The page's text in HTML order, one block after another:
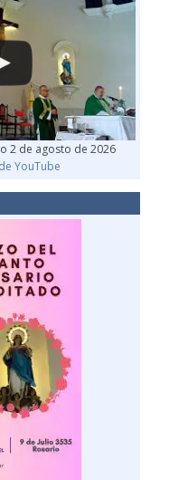
2 de agosto de 2026
YouTube